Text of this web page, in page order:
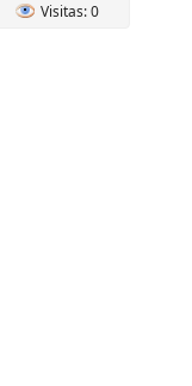
Visitas: 0